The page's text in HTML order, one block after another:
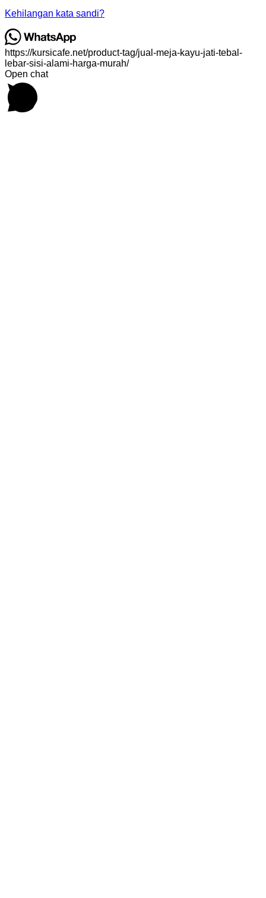
Kehilangan kata sandi?
https://kursicafe.net/product-tag/jual-meja-kayu-jati-tebal-
lebar-sisi-alami-harga-murah/
Open chat